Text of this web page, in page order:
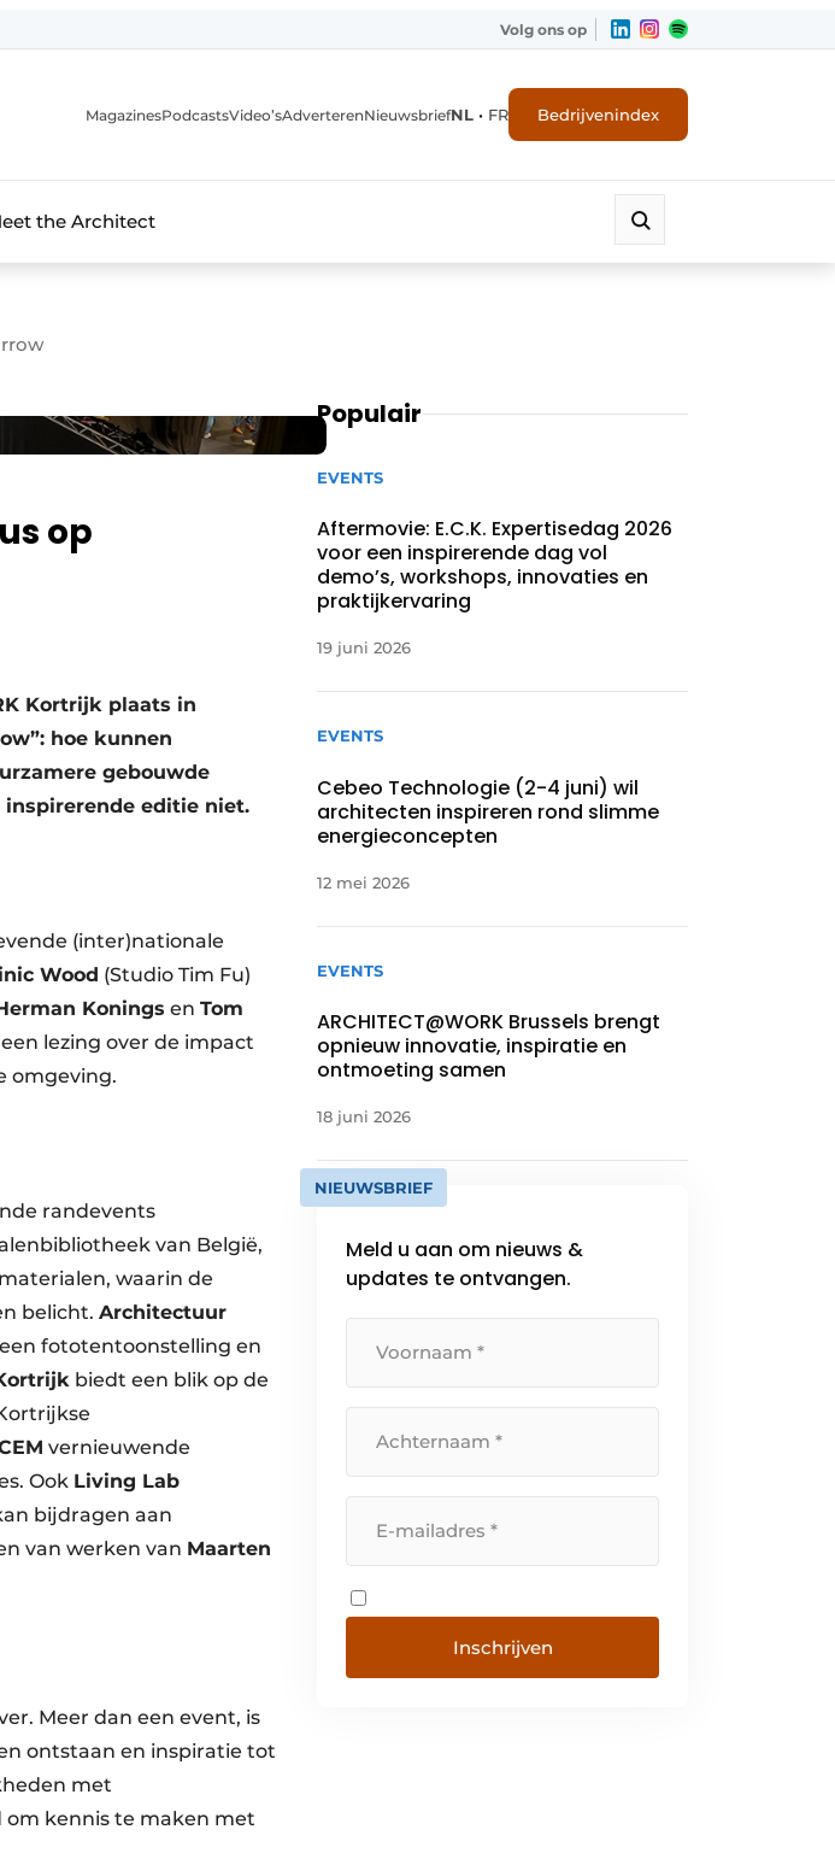
Volg ons op
MagazinesPodcastsVideo’sAdverterenNieuwsbriefNL • FR Bedrijvenindex
the Architect
op
Kortrijk plaats in
hoe kunnen
gebouwde
editie niet.
(inter)nationale
Wood (Studio Tim Fu)
Konings en Tom
lezing over de impact
omgeving.
randevents
van België,
waarin de
belicht. Architectuur
fototentoonstelling en
biedt een blik op de
vernieuwende
Ook Living Lab
bijdragen aan
van werken van Maarten
Meer dan een event, is
ontstaan en inspiratie tot
met
om kennis te maken met
Populair
EVENTS
Aftermovie: E.C.K. Expertisedag 2026
voor een inspirerende dag vol
demo’s, workshops, innovaties en
praktijkervaring
19 juni 2026
EVENTS
Cebeo Technologie (2-4 juni) wil
architecten inspireren rond slimme
energieconcepten
12 mei 2026
EVENTS
ARCHITECT@WORK Brussels brengt
opnieuw innovatie, inspiratie en
ontmoeting samen
18 juni 2026
NIEUWSBRIEF
Meld u aan om nieuws &
updates te ontvangen.
Inschrijven